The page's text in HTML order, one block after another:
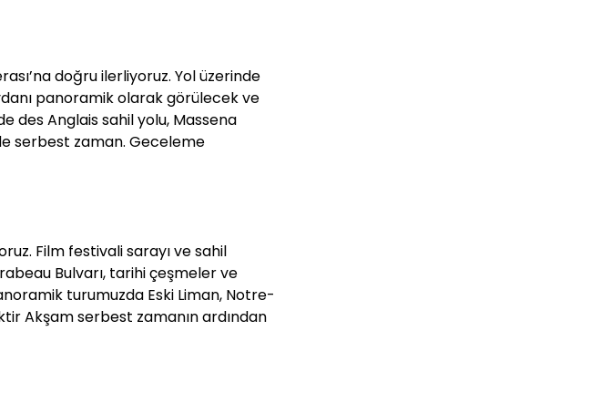
doğru ilerliyoruz. Yol üzerinde
panoramik olarak görülecek ve
des Anglais sahil yolu, Massena
serbest zaman. Geceleme
Film festivali sarayı ve sahil
Bulvarı, tarihi çeşmeler ve
turumuzda Eski Liman, Notre-
Akşam serbest zamanın ardından